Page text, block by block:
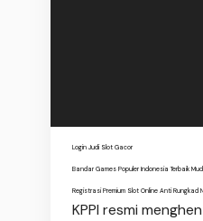
Login Judi Slot Gacor
Bandar Games Populer Indonesia Terbaik
Registrasi Premium Slot Online Anti Rungkad
KPPI resmi